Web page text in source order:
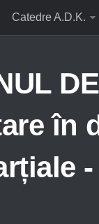
Catedre A.D.K.
în